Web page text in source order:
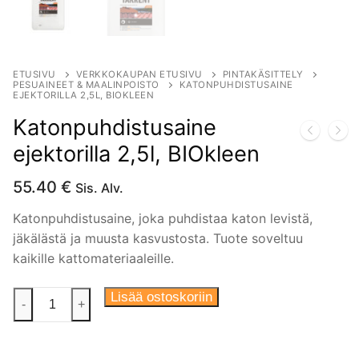
ETUSIVU VERKKOKAUPAN ETUSIVU
PINTAKÄSITTELY
PESUAINEET & MAALINPOISTO
KATONPUHDISTUSAINE
EJEKTORILLA 2,5L, BIOKLEEN
Katonpuhdistusaine
ejektorilla 2,5l, BIOkleen
55.40 € Sis. Alv.
Katonpuhdistusaine, joka puhdistaa katon levistä,
jäkälästä ja muusta kasvustosta. Tuote soveltuu
kaikille kattomateriaaleille.
Katonpuhdistusaine
- + Lisää ostoskoriin